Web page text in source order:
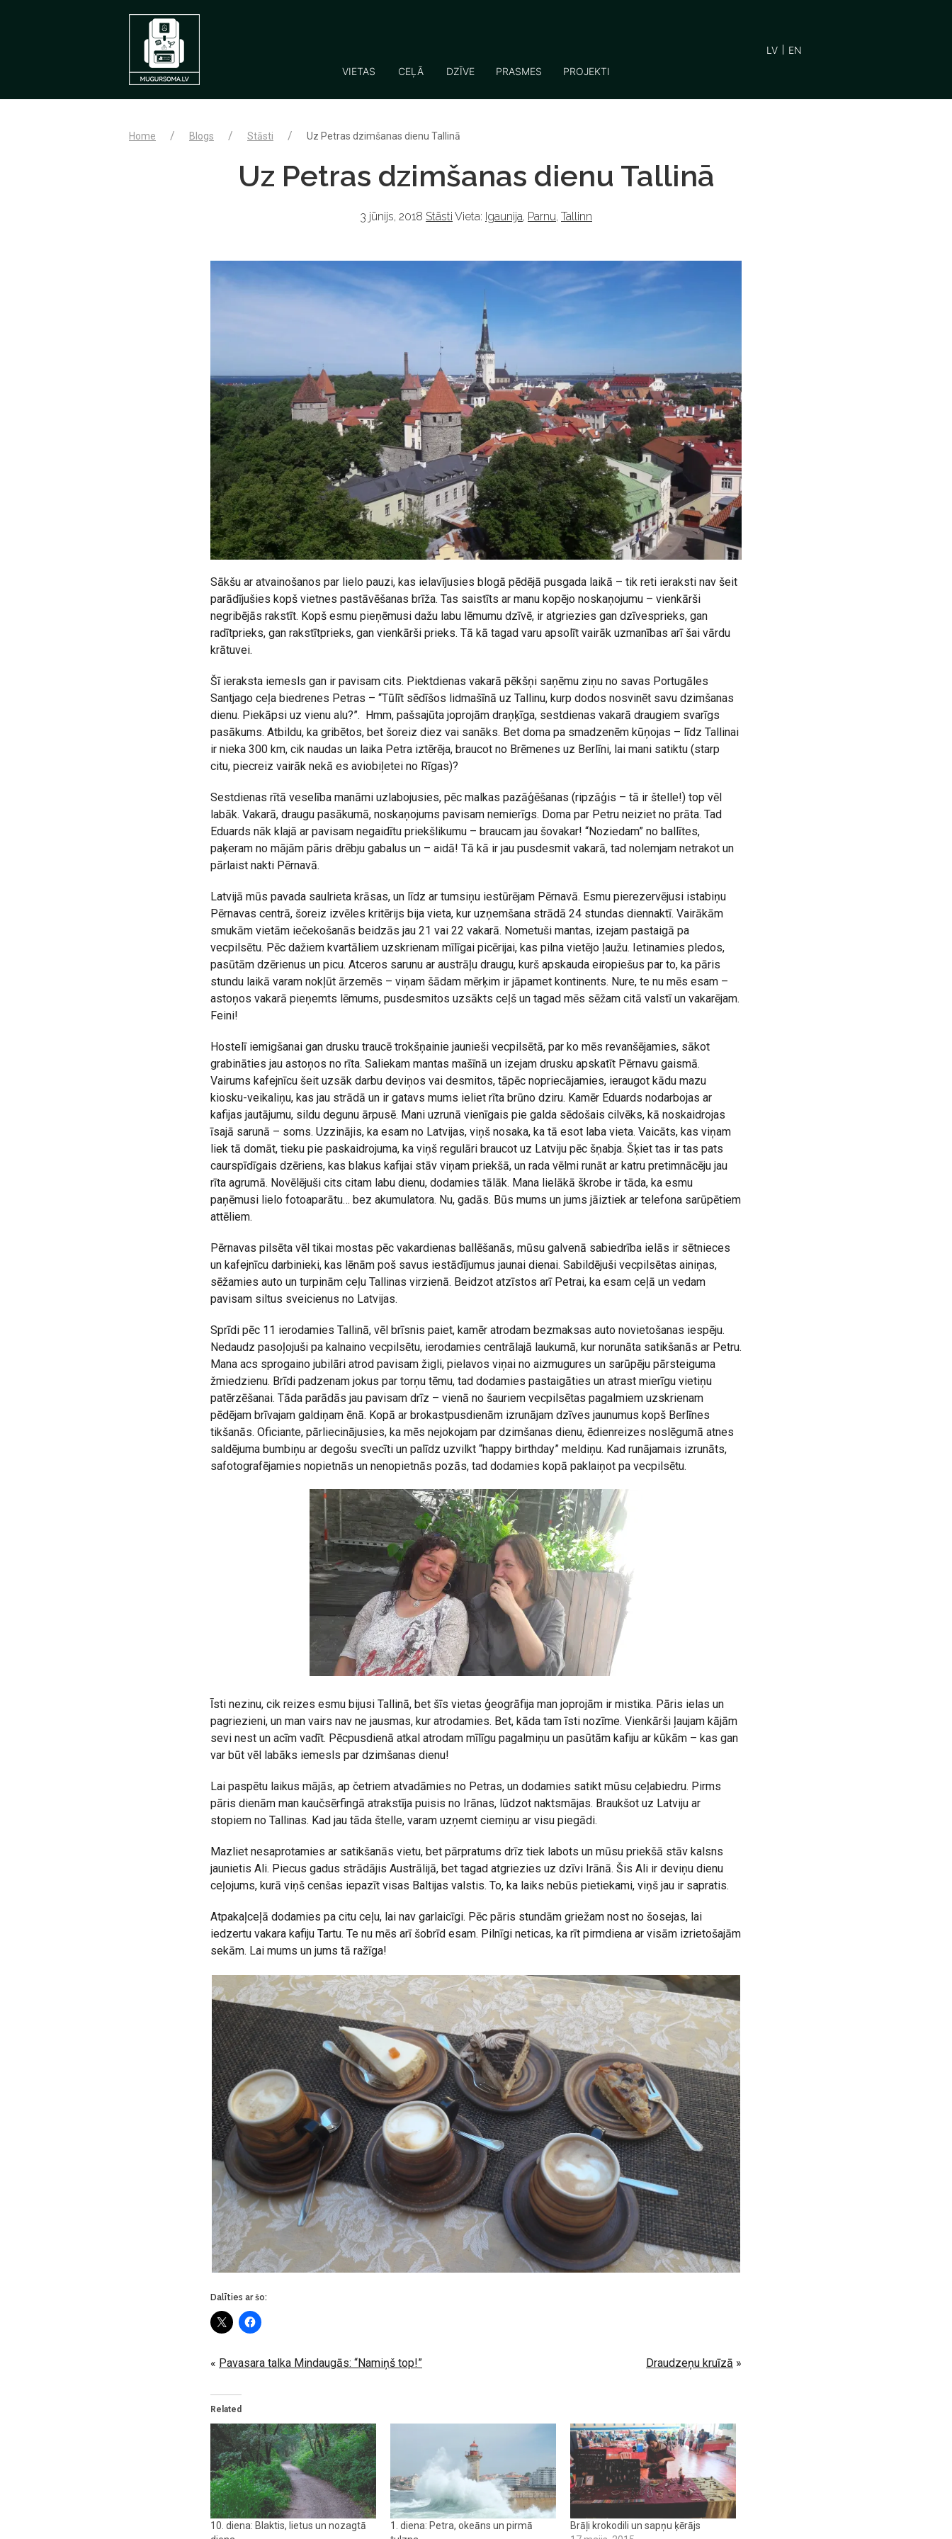
VIETAS CEĻĀ DZĪVE PRASMES PROJEKTI
LV EN
Home Blogs Stāsti Uz Petras dzimšanas dienu Tallinā
Uz Petras dzimšanas dienu Tallinā
3 jūnijs, 2018 Stāsti Vieta: Igaunija, Parnu, Tallinn
Sākšu ar atvainošanos par lielo pauzi, kas ielavījusies blogā pēdējā pusgada laikā – tik reti ieraksti nav šeit
parādījušies kopš vietnes pastāvēšanas brīža. Tas saistīts ar manu kopējo noskaņojumu – vienkārši
negribējās rakstīt. Kopš esmu pieņēmusi dažu labu lēmumu dzīvē, ir atgriezies gan dzīvesprieks, gan
radītprieks, gan rakstītprieks, gan vienkārši prieks. Tā kā tagad varu apsolīt vairāk uzmanības arī šai vārdu
krātuvei.
Šī ieraksta iemesls gan ir pavisam cits. Piektdienas vakarā pēkšņi saņēmu ziņu no savas Portugāles
Santjago ceļa biedrenes Petras – “Tūlīt sēdīšos lidmašīnā uz Tallinu, kurp dodos nosvinēt savu dzimšanas
dienu. Piekāpsi uz vienu alu?”. Hmm, pašsajūta joprojām draņķīga, sestdienas vakarā draugiem svarīgs
pasākums. Atbildu, ka gribētos, bet šoreiz diez vai sanāks. Bet doma pa smadzenēm kūņojas – līdz Tallinai
ir nieka 300 km, cik naudas un laika Petra iztērēja, braucot no Brēmenes uz Berlīni, lai mani satiktu (starp
citu, piecreiz vairāk nekā es aviobiļetei no Rīgas)?
Sestdienas rītā veselība manāmi uzlabojusies, pēc malkas pazāģēšanas (ripzāģis – tā ir štelle!) top vēl
labāk. Vakarā, draugu pasākumā, noskaņojums pavisam nemierīgs. Doma par Petru neiziet no prāta. Tad
Eduards nāk klajā ar pavisam negaidītu priekšlikumu – braucam jau šovakar! “Noziedam” no ballītes,
paķeram no mājām pāris drēbju gabalus un – aidā! Tā kā ir jau pusdesmit vakarā, tad nolemjam netrakot un
pārlaist nakti Pērnavā.
Latvijā mūs pavada saulrieta krāsas, un līdz ar tumsiņu iestūrējam Pērnavā. Esmu pierezervējusi istabiņu
Pērnavas centrā, šoreiz izvēles kritērijs bija vieta, kur uzņemšana strādā 24 stundas diennaktī. Vairākām
smukām vietām iečekošanās beidzās jau 21 vai 22 vakarā. Nometuši mantas, izejam pastaigā pa
vecpilsētu. Pēc dažiem kvartāliem uzskrienam mīlīgai picērijai, kas pilna vietējo ļaužu. Ietinamies pledos,
pasūtām dzērienus un picu. Atceros sarunu ar austrāļu draugu, kurš apskauda eiropiešus par to, ka pāris
stundu laikā varam nokļūt ārzemēs – viņam šādam mērķim ir jāpamet kontinents. Nure, te nu mēs esam –
astoņos vakarā pieņemts lēmums, pusdesmitos uzsākts ceļš un tagad mēs sēžam citā valstī un vakarējam.
Feini!
Hostelī iemigšanai gan drusku traucē trokšņainie jaunieši vecpilsētā, par ko mēs revanšējamies, sākot
grabināties jau astoņos no rīta. Saliekam mantas mašīnā un izejam drusku apskatīt Pērnavu gaismā.
Vairums kafejnīcu šeit uzsāk darbu deviņos vai desmitos, tāpēc nopriecājamies, ieraugot kādu mazu
kiosku-veikaliņu, kas jau strādā un ir gatavs mums ieliet rīta brūno dziru. Kamēr Eduards nodarbojas ar
kafijas jautājumu, sildu degunu ārpusē. Mani uzrunā vienīgais pie galda sēdošais cilvēks, kā noskaidrojas
īsajā sarunā – soms. Uzzinājis, ka esam no Latvijas, viņš nosaka, ka tā esot laba vieta. Vaicāts, kas viņam
liek tā domāt, tieku pie paskaidrojuma, ka viņš regulāri braucot uz Latviju pēc šņabja. Šķiet tas ir tas pats
caurspīdīgais dzēriens, kas blakus kafijai stāv viņam priekšā, un rada vēlmi runāt ar katru pretimnācēju jau
rīta agrumā. Novēlējuši cits citam labu dienu, dodamies tālāk. Mana lielākā škrobe ir tāda, ka esmu
paņēmusi lielo fotoaparātu… bez akumulatora. Nu, gadās. Būs mums un jums jāiztiek ar telefona sarūpētiem
attēliem.
Pērnavas pilsēta vēl tikai mostas pēc vakardienas ballēšanās, mūsu galvenā sabiedrība ielās ir sētnieces
un kafejnīcu darbinieki, kas lēnām poš savus iestādījumus jaunai dienai. Sabildējuši vecpilsētas ainiņas,
sēžamies auto un turpinām ceļu Tallinas virzienā. Beidzot atzīstos arī Petrai, ka esam ceļā un vedam
pavisam siltus sveicienus no Latvijas.
Sprīdi pēc 11 ierodamies Tallinā, vēl brīsnis paiet, kamēr atrodam bezmaksas auto novietošanas iespēju.
Nedaudz pasoļojuši pa kalnaino vecpilsētu, ierodamies centrālajā laukumā, kur norunāta satikšanās ar Petru.
Mana acs sprogaino jubilāri atrod pavisam žigli, pielavos viņai no aizmugures un sarūpēju pārsteiguma
žmiedzienu. Brīdi padzenam jokus par torņu tēmu, tad dodamies pastaigāties un atrast mierīgu vietiņu
patērzēšanai. Tāda parādās jau pavisam drīz – vienā no šauriem vecpilsētas pagalmiem uzskrienam
pēdējam brīvajam galdiņam ēnā. Kopā ar brokastpusdienām izrunājam dzīves jaunumus kopš Berlīnes
tikšanās. Oficiante, pārliecinājusies, ka mēs nejokojam par dzimšanas dienu, ēdienreizes noslēgumā atnes
saldējuma bumbiņu ar degošu svecīti un palīdz uzvilkt “happy birthday” meldiņu. Kad runājamais izrunāts,
safotografējamies nopietnās un nenopietnās pozās, tad dodamies kopā paklaiņot pa vecpilsētu.
Īsti nezinu, cik reizes esmu bijusi Tallinā, bet šīs vietas ģeogrāfija man joprojām ir mistika. Pāris ielas un
pagriezieni, un man vairs nav ne jausmas, kur atrodamies. Bet, kāda tam īsti nozīme. Vienkārši ļaujam kājām
sevi nest un acīm vadīt. Pēcpusdienā atkal atrodam mīlīgu pagalmiņu un pasūtām kafiju ar kūkām – kas gan
var būt vēl labāks iemesls par dzimšanas dienu!
Lai paspētu laikus mājās, ap četriem atvadāmies no Petras, un dodamies satikt mūsu ceļabiedru. Pirms
pāris dienām man kaučsērfingā atrakstīja puisis no Irānas, lūdzot naktsmājas. Braukšot uz Latviju ar
stopiem no Tallinas. Kad jau tāda štelle, varam uzņemt ciemiņu ar visu piegādi.
Mazliet nesaprotamies ar satikšanās vietu, bet pārpratums drīz tiek labots un mūsu priekšā stāv kalsns
jaunietis Ali. Piecus gadus strādājis Austrālijā, bet tagad atgriezies uz dzīvi Irānā. Šis Ali ir deviņu dienu
ceļojums, kurā viņš cenšas iepazīt visas Baltijas valstis. To, ka laiks nebūs pietiekami, viņš jau ir sapratis.
Atpakaļceļā dodamies pa citu ceļu, lai nav garlaicīgi. Pēc pāris stundām griežam nost no šosejas, lai
iedzertu vakara kafiju Tartu. Te nu mēs arī šobrīd esam. Pilnīgi neticas, ka rīt pirmdiena ar visām izrietošajām
sekām. Lai mums un jums tā ražīga!
Dalīties ar šo:
« Pavasara talka Mindaugās: “Namiņš top!” Draudzeņu kruīzā »
Related
10. diena: Blaktis, lietus un nozagtā
1. diena: Petra, okeāns un pirmā
Brāļi krokodili un sapņu ķērājs